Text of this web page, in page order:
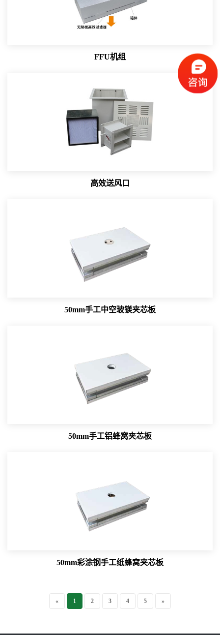
FFU机组
高效送风口
50mm手工中空玻镁夹芯板
50mm手工铝蜂窝夹芯板
50mm彩涂钢手工纸蜂窝夹芯板
« 1 2 3 4 5 »